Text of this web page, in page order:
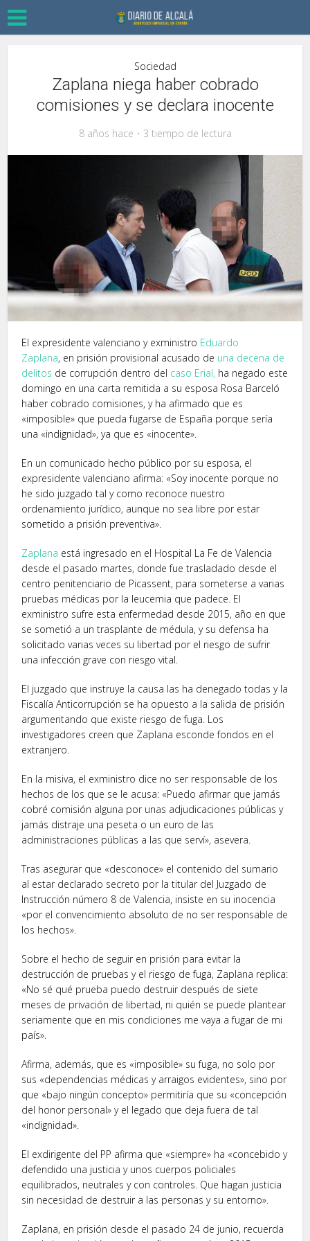
Sociedad
Zaplana niega haber cobrado
comisiones y se declara inocente
8 años hace 3 tiempo de lectura
El expresidente valenciano y exministro Eduardo
Zaplana, en prisión provisional acusado de una decena de
delitos de corrupción dentro del caso Erial, ha negado este
domingo en una carta remitida a su esposa Rosa Barceló
haber cobrado comisiones, y ha afirmado que es
«imposible» que pueda fugarse de España porque sería
una «indignidad», ya que es «inocente».
En un comunicado hecho público por su esposa, el
expresidente valenciano afirma: «Soy inocente porque no
he sido juzgado tal y como reconoce nuestro
ordenamiento jurídico, aunque no sea libre por estar
sometido a prisión preventiva».
Zaplana está ingresado en el Hospital La Fe de Valencia
desde el pasado martes, donde fue trasladado desde el
centro penitenciario de Picassent, para someterse a varias
pruebas médicas por la leucemia que padece. El
exministro sufre esta enfermedad desde 2015, año en que
se sometió a un trasplante de médula, y su defensa ha
solicitado varias veces su libertad por el riesgo de sufrir
una infección grave con riesgo vital.
El juzgado que instruye la causa las ha denegado todas y la
Fiscalía Anticorrupción se ha opuesto a la salida de prisión
argumentando que existe riesgo de fuga. Los
investigadores creen que Zaplana esconde fondos en el
extranjero.
En la misiva, el exministro dice no ser responsable de los
hechos de los que se le acusa: «Puedo afirmar que jamás
cobré comisión alguna por unas adjudicaciones públicas y
jamás distraje una peseta o un euro de las
administraciones públicas a las que serví», asevera.
Tras asegurar que «desconoce» el contenido del sumario
al estar declarado secreto por la titular del Juzgado de
Instrucción número 8 de Valencia, insiste en su inocencia
«por el convencimiento absoluto de no ser responsable de
los hechos».
Sobre el hecho de seguir en prisión para evitar la
destrucción de pruebas y el riesgo de fuga, Zaplana replica:
«No sé qué prueba puedo destruir después de siete
meses de privación de libertad, ni quién se puede plantear
seriamente que en mis condiciones me vaya a fugar de mi
país».
Afirma, además, que es «imposible» su fuga, no solo por
sus «dependencias médicas y arraigos evidentes», sino por
que «bajo ningún concepto» permitiría que su «concepción
del honor personal» y el legado que deja fuera de tal
«indignidad».
El exdirigente del PP afirma que «siempre» ha «concebido y
defendido una justicia y unos cuerpos policiales
equilibrados, neutrales y con controles. Que hagan justicia
sin necesidad de destruir a las personas y su entorno».
Zaplana, en prisión desde el pasado 24 de junio, recuerda